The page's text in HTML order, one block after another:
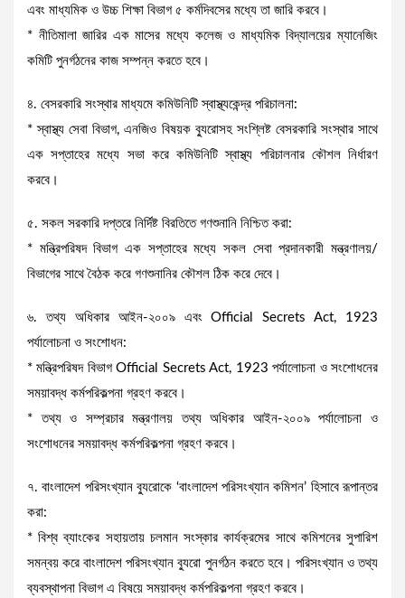
এবং মাধ্যমিক ও উচ্চ শিক্ষা বিভাগ ৫ কর্মদিবসের মধ্যে তা জারি করবে।
* নীতিমালা জারির এক মাসের মধ্যে কলেজ ও মাধ্যমিক বিদ্যালয়ের ম্যানেজিং
কমিটি পুনর্গঠনের কাজ সম্পন্ন করতে হবে।
৪. বেসরকারি সংস্থার মাধ্যমে কমিউনিটি স্বাস্থ্যকেন্দ্র পরিচালনা:
* স্বাস্থ্য সেবা বিভাগ, এনজিও বিষয়ক ব্যুরোসহ সংশ্লিষ্ট বেসরকারি সংস্থার সাথে
এক সপ্তাহের মধ্যে সভা করে কমিউনিটি স্বাস্থ্য পরিচালনার কৌশল নির্ধারণ
করবে।
৫. সকল সরকারি দপ্তরে নির্দিষ্ট বিরতিতে গণশুনানি নিশ্চিত করা:
* মন্ত্রিপরিষদ বিভাগ এক সপ্তাহের মধ্যে সকল সেবা প্রদানকারী মন্ত্রণালয়/
বিভাগের সাথে বৈঠক করে গণশুনানির কৌশল ঠিক করে দেবে।
৬. তথ্য অধিকার আইন-২০০৯ এবং Official Secrets Act, 1923
পর্যালোচনা ও সংশোধন:
* মন্ত্রিপরিষদ বিভাগ Official Secrets Act, 1923 পর্যালোচনা ও সংশোধনের
সময়াবদ্ধ কর্মপরিকল্পনা গ্রহণ করবে।
* তথ্য ও সম্প্রচার মন্ত্রণালয় তথ্য অধিকার আইন-২০০৯ পর্যালোচনা ও
সংশোধনের সময়াবদ্ধ কর্মপরিকল্পনা গ্রহণ করবে।
৭. বাংলাদেশ পরিসংখ্যান ব্যুরোকে ‘বাংলাদেশ পরিসংখ্যান কমিশন’ হিসাবে রূপান্তর
করা:
* বিশ্ব ব্যাংকের সহায়তায় চলমান সংস্কার কার্যক্রমের সাথে কমিশনের সুপারিশ
সমন্বয় করে বাংলাদেশ পরিসংখ্যান ব্যুরো পুনর্গঠন করতে হবে। পরিসংখ্যান ও তথ্য
ব্যবস্থাপনা বিভাগ এ বিষয়ে সময়াবদ্ধ কর্মপরিকল্পনা গ্রহণ করবে।